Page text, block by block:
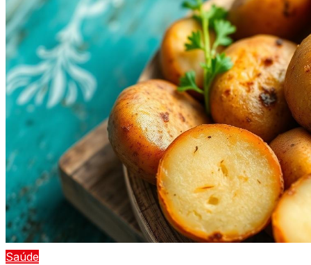
Saúde